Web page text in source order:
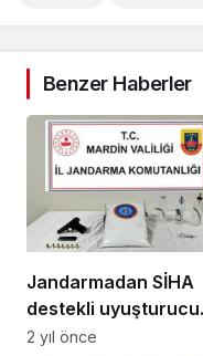
Benzer Haberler
Jandarmadan SİHA
destekli uyuşturucu
operasyonu
2 yıl önce